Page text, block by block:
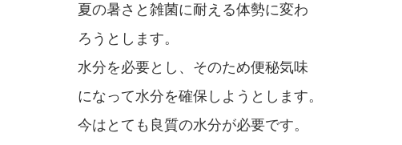
夏の暑さと雑菌に耐える体勢に変わ
ろうとします。
水分を必要とし、そのため便秘気味
になって水分を確保しようとします。
今はとても良質の水分が必要です。